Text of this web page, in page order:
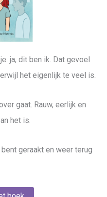
ja, dit ben ik. Dat gevoel
het eigenlijk te veel is.
gaat. Rauw, eerlijk en
het is.
geraakt en weer terug